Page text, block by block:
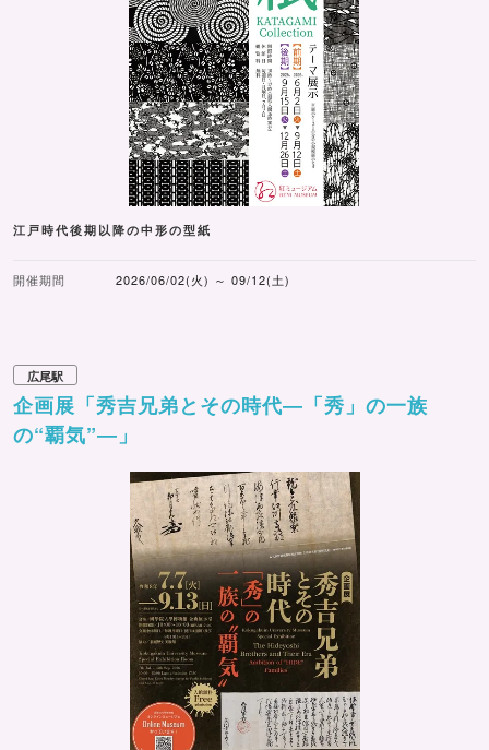
江戸時代後期以降の中形の型紙
開催期間 2026/06/02(火) ～ 09/12(土)
広尾駅
企画展「秀吉兄弟とその時代―「秀」の一族
の“覇気”―」